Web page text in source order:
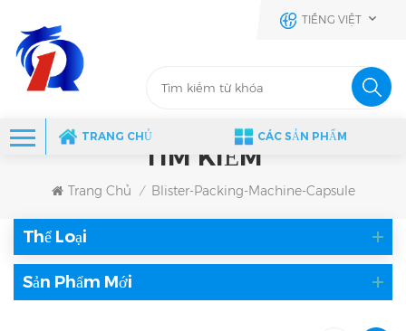
TIẾNG VIỆT
TRANG CHỦ CÁC SẢN PHẨM
TÌM KIẾM
Trang Chủ / Blister-Packing-Machine-Capsule
Thể Loại
Sản Phẩm Mới